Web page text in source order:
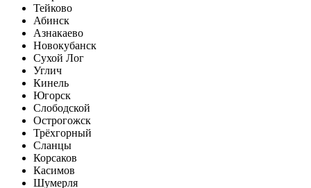
Тейково
Абинск
Азнакаево
Новокубанск
Сухой Лог
Углич
Кинель
Югорск
Слободской
Острогожск
Трёхгорный
Сланцы
Корсаков
Касимов
Шумерля